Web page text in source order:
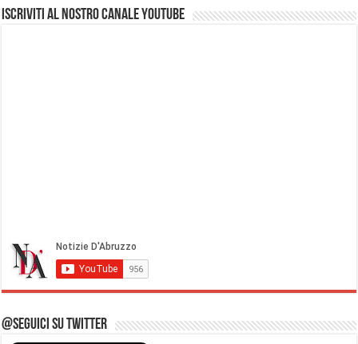
Iscriviti al nostro Canale Youtube
@Seguici su Twitter